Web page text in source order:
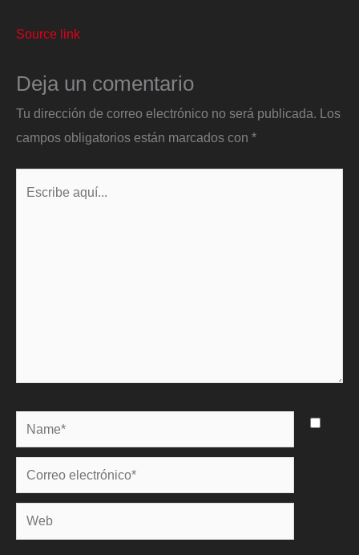
Source link
Deja un comentario
Tu dirección de correo electrónico no será publicada. Los
campos obligatorios están marcados con *
Name*
Correo
electrónico*
Web